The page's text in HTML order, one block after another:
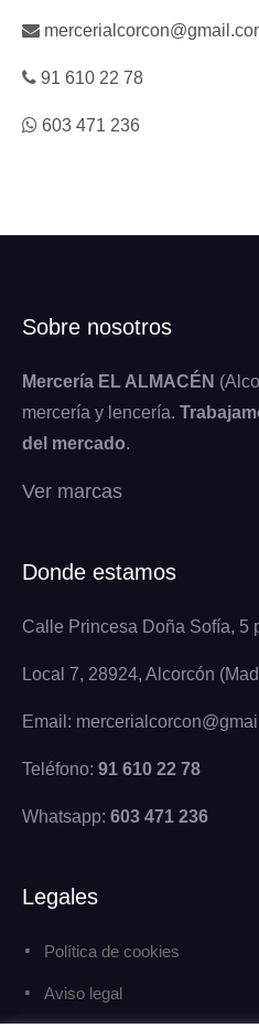
91 610 22 78
603 471 236
Sobre nosotros
Mercería EL ALMACÉN
mercería y lencería.
del mercado.
Ver marcas
Donde estamos
Calle Princesa Doña Sofía, 5
Local 7, 28924, Alcorcón
Email:
Teléfono: 91 610 22 78
Whatsapp: 603 471 236
Legales
Política de cookies
Aviso legal